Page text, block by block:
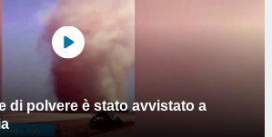
di polvere è stato avvistato a